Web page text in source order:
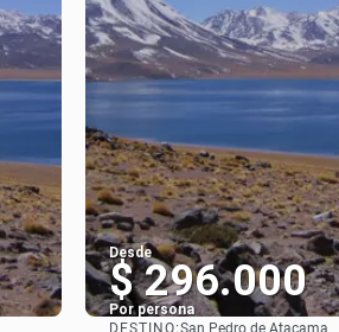
Desde
$ 296.000
Por persona
DESTINO:San Pedro de Atacama